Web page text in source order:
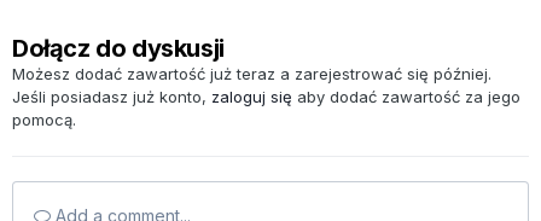
Dołącz do dyskusji
Możesz dodać zawartość już teraz a zarejestrować się później.
Jeśli posiadasz już konto, zaloguj się aby dodać zawartość za jego
pomocą.
Add a comment...